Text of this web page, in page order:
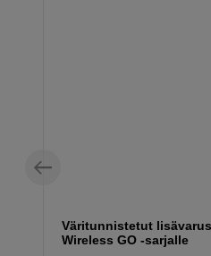
Väritunnistetut
Wireless GO -sarjalle